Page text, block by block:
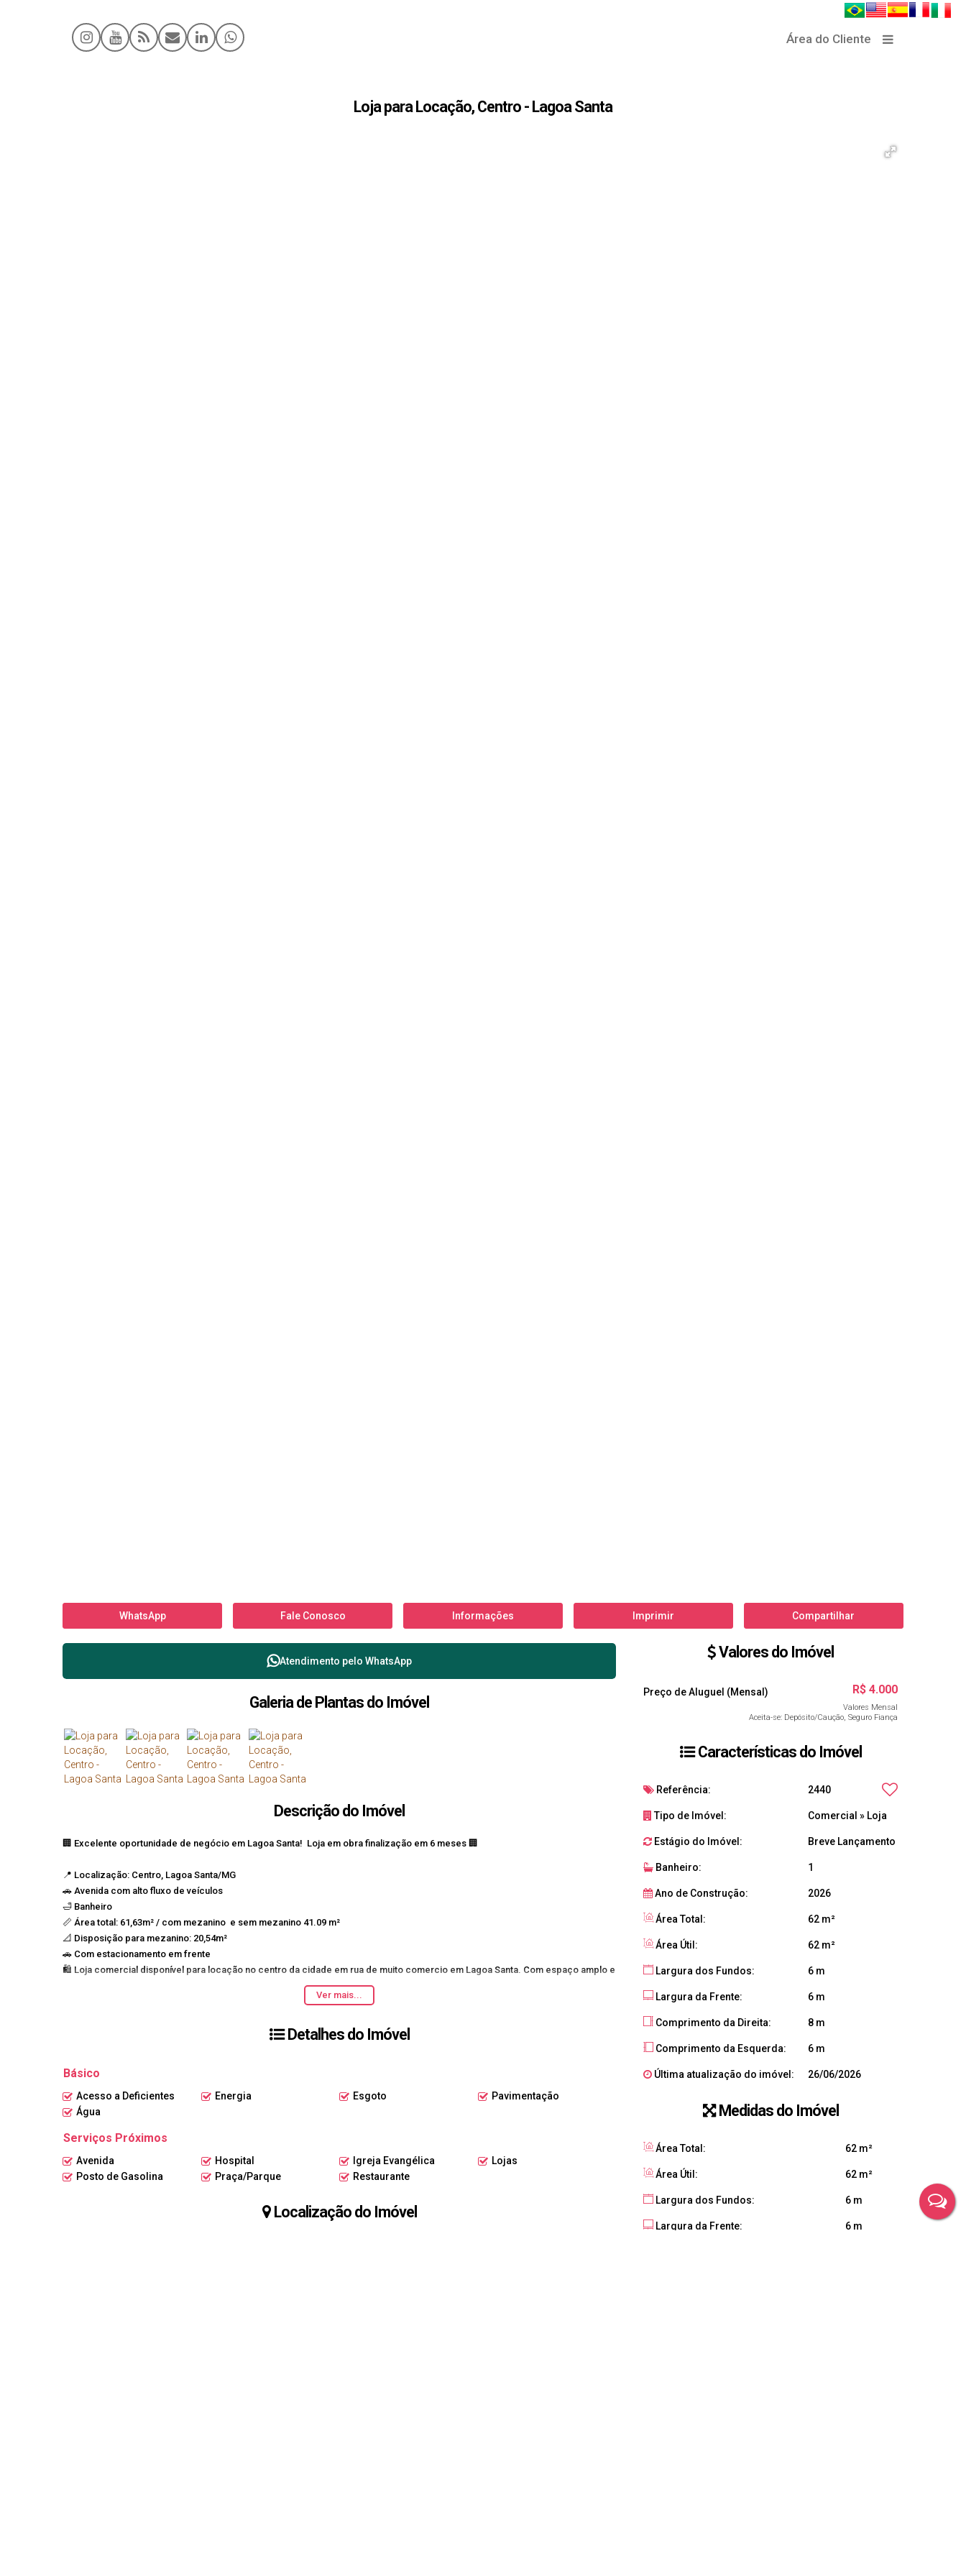
Área do Cliente
Loja para Locação, Centro - Lagoa Santa
WhatsApp Fale Conosco Informações Imprimir Compartilhar
Atendimento pelo WhatsApp
Galeria de Plantas do Imóvel
Descrição do Imóvel
🏢 Excelente oportunidade de negócio em Lagoa Santa! Loja em obra finalização em 6 meses 🏢
📍 Localização: Centro, Lagoa Santa/MG
🚗 Avenida com alto fluxo de veículos
🛁 Banheiro
📏 Área total: 61,63m² / com mezanino e sem mezanino 41.09 m²
📐 Disposição para mezanino: 20,54m²
🚗 Com estacionamento em frente
🛍️ Loja comercial disponível para locação no centro da cidade em rua de muito comercio em Lagoa Santa. Com espaço amplo e
localização estratégica na região central, esta é a oportunidade perfeita para expandir seu negócio e alcançar ainda mais
Não perca tempo, entre em contato conosco e agende uma visita para conhecer este imóvel incrível. Seu sucesso começa
#LojaComercial #Aluguel #Investimento #LagoaSanta #Lundcea #Oportunidade #Imóveis
Ver mais...
Detalhes do Imóvel
Básico
Acesso a Deficientes Energia Esgoto
Pavimentação
Água
Serviços Próximos
Avenida Hospital Igreja Evangélica
Lojas
Posto de Gasolina
Praça/Parque Restaurante
Localização do Imóvel
Valores do Imóvel
R$ 4.000
Preço de Aluguel (Mensal)
Valores Mensal
Aceita-se: Depósito/Caução, Seguro Fiança
Características do Imóvel
Referência: 2440
Tipo de Imóvel: Comercial » Loja
Estágio do Imóvel: Breve Lançamento
Banheiro: 1
Ano de Construção: 2026
Área Total: 62 m²
Área Útil: 62 m²
Largura dos Fundos: 6 m
Largura da Frente: 6 m
Comprimento da Direita: 8 m
Comprimento da Esquerda: 6 m
Última atualização do imóvel: 26/06/2026
Medidas do Imóvel
Área Total: 62 m²
Área Útil: 62 m²
Largura dos Fundos: 6 m
Largura da Frente: 6 m